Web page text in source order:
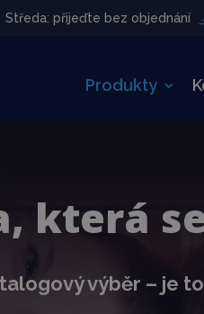
Produkty
která
výběr – je
Středa: přijeďte bez objednání
Středa: přijeďte bez objednání